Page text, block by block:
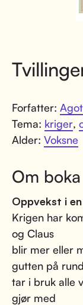
Forfatter:
Tema: kriger,
Alder: Voksne
Om boka
Oppvekst i
Krigen har
og Claus
blir mer eller
gutten på
tar i bruk alle
gjør med